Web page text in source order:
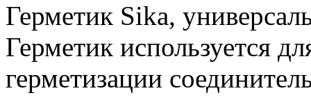
Герметик Sika,
Герметик используется
герметизации